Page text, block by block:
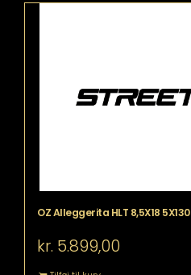
OZ Alleggerita HLT 8,5X18 5X130
kr. 5.899,00